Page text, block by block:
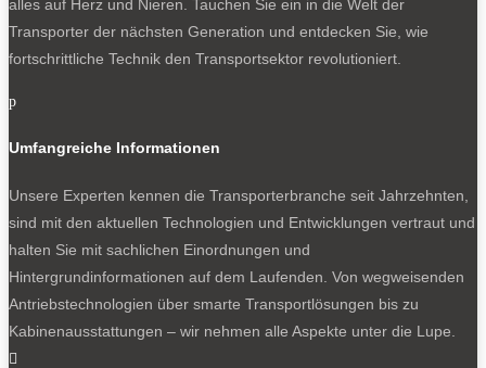
alles auf Herz und Nieren. Tauchen Sie ein in die Welt der
Transporter der nächsten Generation und entdecken Sie, wie
fortschrittliche Technik den Transportsektor revolutioniert.
p
Umfangreiche Informationen
Unsere Experten kennen die Transporterbranche seit Jahrzehnten,
sind mit den aktuellen Technologien und Entwicklungen vertraut und
halten Sie mit sachlichen Einordnungen und
Hintergrundinformationen auf dem Laufenden. Von wegweisenden
Antriebstechnologien über smarte Transportlösungen bis zu
Kabinenausstattungen – wir nehmen alle Aspekte unter die Lupe.
